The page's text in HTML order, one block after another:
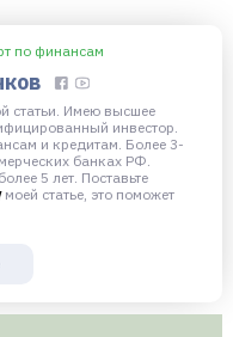
по финансам
статьи. Имею высшее
инвестор.
и кредитам. Более 3-
банках РФ.
5 лет. Поставьте
моей статье, это поможет